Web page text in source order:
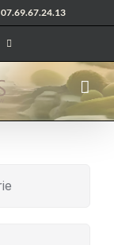
07.69.67.24.13